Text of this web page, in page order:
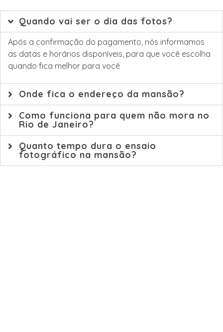
Quando vai ser o dia das fotos?
Após a confirmação do pagamento, nós informamos
as datas e horários disponíveis, para que você escolha
quando fica melhor para você
Onde fica o endereço da mansão?
Como funciona para quem não mora no
Rio de Janeiro?
Quanto tempo dura o ensaio
fotográfico na mansão?